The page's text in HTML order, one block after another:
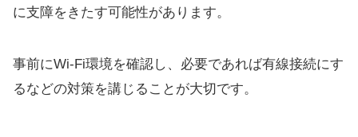
に支障をきたす可能性があります。
事前にWi-Fi環境を確認し、必要であれば有線接続にす
るなどの対策を講じることが大切です。